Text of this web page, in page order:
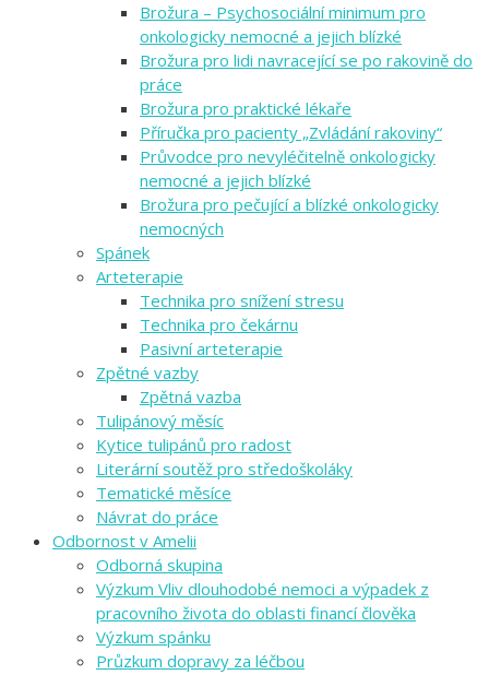
Brožura – Psychosociální minimum pro
onkologicky nemocné a jejich blízké
Brožura pro lidi navracející se po rakovině do
práce
Brožura pro praktické lékaře
Příručka pro pacienty „Zvládání rakoviny“
Průvodce pro nevyléčitelně onkologicky
nemocné a jejich blízké
Brožura pro pečující a blízké onkologicky
nemocných
Spánek
Arteterapie
Technika pro snížení stresu
Technika pro čekárnu
Pasivní arteterapie
Zpětné vazby
Zpětná vazba
Tulipánový měsíc
Kytice tulipánů pro radost
Literární soutěž pro středoškoláky
Tematické měsíce
Návrat do práce
Odbornost v Amelii
Odborná skupina
Výzkum Vliv dlouhodobé nemoci a výpadek z
pracovního života do oblasti financí člověka
Výzkum spánku
Průzkum dopravy za léčbou